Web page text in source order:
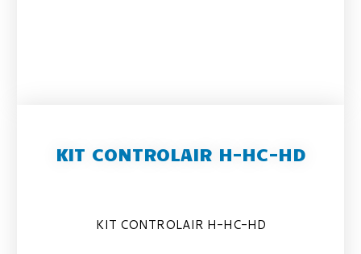
KIT CONTROLAIR H-HC-HD
KIT CONTROLAIR H-HC-HD